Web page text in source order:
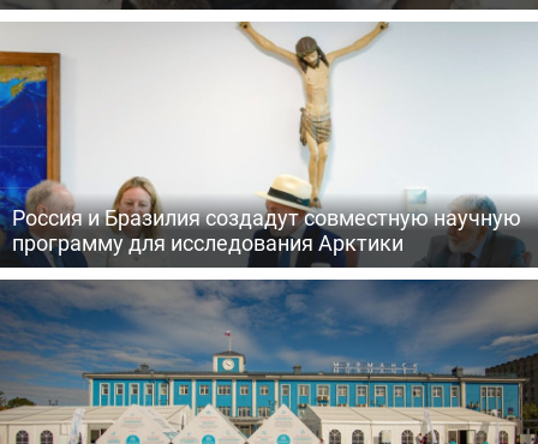
Россия и Бразилия создадут совместную научную
программу для исследования Арктики